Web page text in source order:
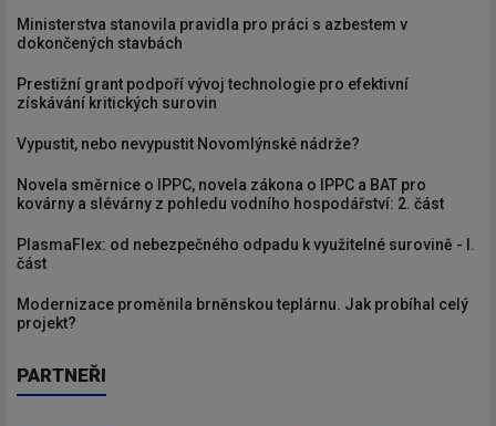
Ministerstva stanovila pravidla pro práci s azbestem v
dokončených stavbách
Prestižní grant podpoří vývoj technologie pro efektivní
získávání kritických surovin
Vypustit, nebo nevypustit Novomlýnské nádrže?
Novela směrnice o IPPC, novela zákona o IPPC a BAT pro
kovárny a slévárny z pohledu vodního hospodářství: 2. část
PlasmaFlex: od nebezpečného odpadu k využitelné surovině - I.
část
Modernizace proměnila brněnskou teplárnu. Jak probíhal celý
projekt?
PARTNEŘI